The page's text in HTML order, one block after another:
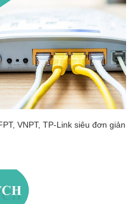
VNPT, TP-Link siêu đơn giản